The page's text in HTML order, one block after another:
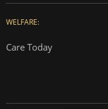
WELFARE:
Care Today